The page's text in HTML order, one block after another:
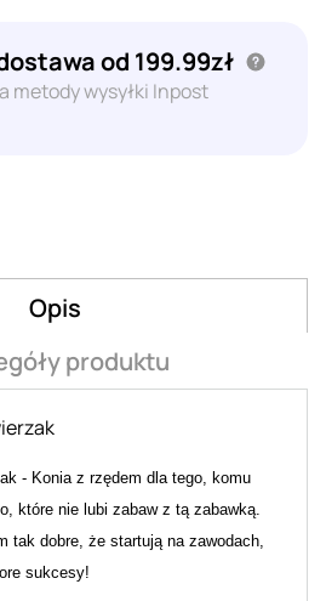
od 199.99zł
metody wysyłki Inpost
Opis
produktu
- Konia z rzędem dla tego, komu
które nie lubi zabaw z tą zabawką.
tak dobre, że startują na zawodach,
sukcesy!